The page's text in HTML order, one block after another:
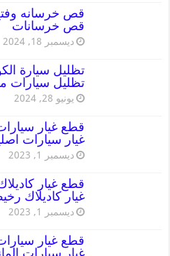
قص خرسانات
ديسمبر 18, 2024
تظليل سيارات
يونيو 28, 2024
غيار سيارات
ديسمبر 1, 2023
غيار كاديلاك
ديسمبر 1, 2023